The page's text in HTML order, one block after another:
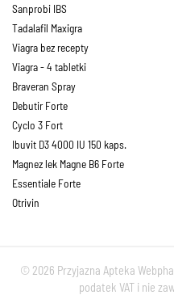
Sanprobi IBS
Tadalafil Maxigra
Viagra bez recepty
Viagra - 4 tabletki
Braveran Spray
Debutir Forte
Cyclo 3 Fort
Ibuvit D3 4000 IU 150 kaps.
Magnez lek Magne B6 Forte
Essentiale Forte
Otrivin
© 2026 Przyjazna Apteka
podatek VAT i nie